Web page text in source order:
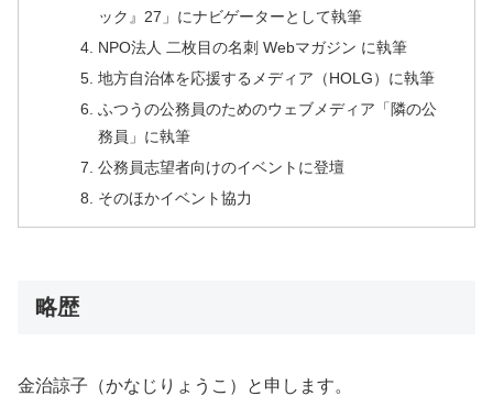
ック』27」にナビゲーターとして執筆
NPO法人 二枚目の名刺 Webマガジン に執筆
地方自治体を応援するメディア（HOLG）に執筆
ふつうの公務員のためのウェブメディア「隣の公
務員」に執筆
公務員志望者向けのイベントに登壇
そのほかイベント協力
略歴
金治諒子（かなじりょうこ）と申します。